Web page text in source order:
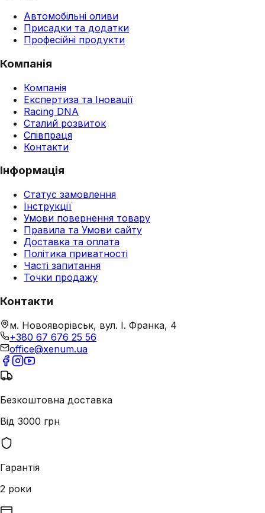
Автомобільні оливи
Присадки та додатки
Професійні продукти
Компанія
Компанія
Експертиза та Іновації
Racing DNA
Сталий розвиток
Співпраця
Контакти
Інформація
Статус замовлення
Інструкції
Умови повернення товару
Правила та Умови сайту
Доставка та оплата
Політика приватності
Часті запитання
Точки продажу
Контакти
м. Новояворівськ, вул. І. Франка, 4
+380 67 676 25 56
office@xenum.ua
Безкоштовна доставка
Від 3000 грн
Гарантія
2 роки